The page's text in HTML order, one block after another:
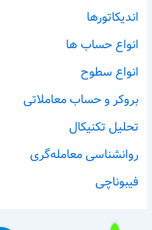
اندیکاتورها
انواع حساب ها
انواع سطوح
بروکر و حساب معاملاتی
تحلیل تکنیکال
روانشناسی معامله‌گری
فیبوناچی